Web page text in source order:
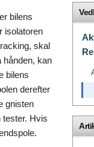
bilens
isolatoren
skal
hånden, kan
bilens
derefter
gnisten
tester. Hvis